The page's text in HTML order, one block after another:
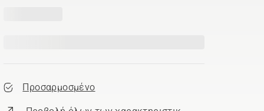
Προσαρμοσμένο